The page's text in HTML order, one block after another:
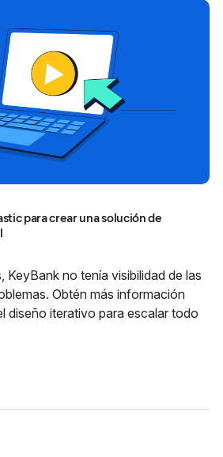
para crear una solución de
KeyBank no tenía visibilidad de las
Obtén más información
diseño iterativo para escalar todo